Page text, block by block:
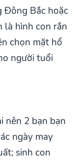
Đông Bắc hoặc
là hình con rắn
chọn mặt hổ
người tuổi
nên 2 bạn bạn
ngày may
sinh con